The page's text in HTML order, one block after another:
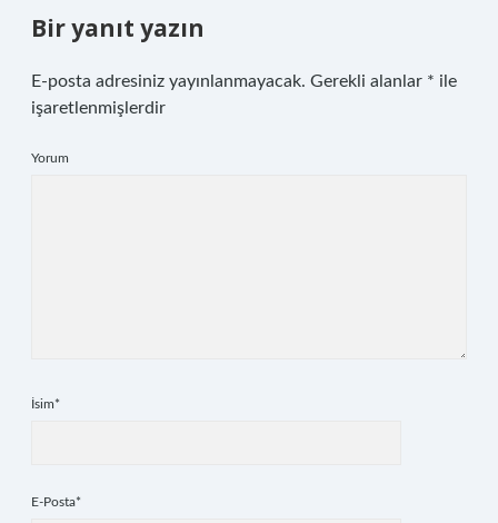
Bir yanıt yazın
E-posta adresiniz yayınlanmayacak. Gerekli alanlar * ile
işaretlenmişlerdir
Yorum
İsim*
E-Posta*